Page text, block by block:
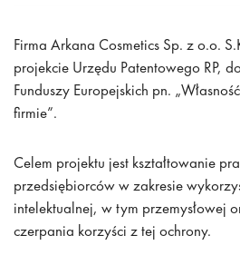
Firma Arkana Cosmetics Sp. z o.o.
projekcie Urzędu Patentowego RP,
Funduszy Europejskich pn.
firmie”.
Celem projektu jest kształtowanie
przedsiębiorców w zakresie
intelektualnej, w tym przemysłowej
czerpania korzyści z tej ochrony.